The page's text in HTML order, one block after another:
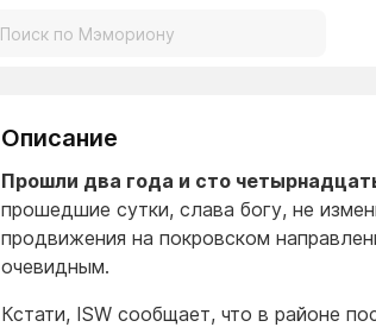
Описание
Прошли два года и сто
прошедшие сутки, слава богу, не
продвижения на покровском
очевидным.
Кстати, ISW сообщает, что в районе